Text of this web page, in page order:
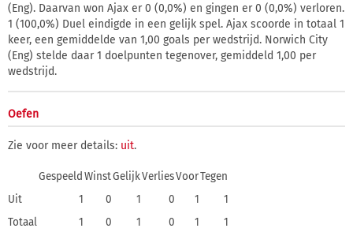
(Eng). Daarvan won Ajax er 0 (0,0%) en gingen er 0 (0,0%) verloren.
1 (100,0%) Duel eindigde in een gelijk spel. Ajax scoorde in totaal 1
keer, een gemiddelde van 1,00 goals per wedstrijd. Norwich City
(Eng) stelde daar 1 doelpunten tegenover, gemiddeld 1,00 per
wedstrijd.
Oefen
Zie voor meer details: uit.
Gespeeld WinstGelijkVerliesVoorTegen
Uit
1 0 1 0 1
1
Totaal
1 0 1 0 1 1